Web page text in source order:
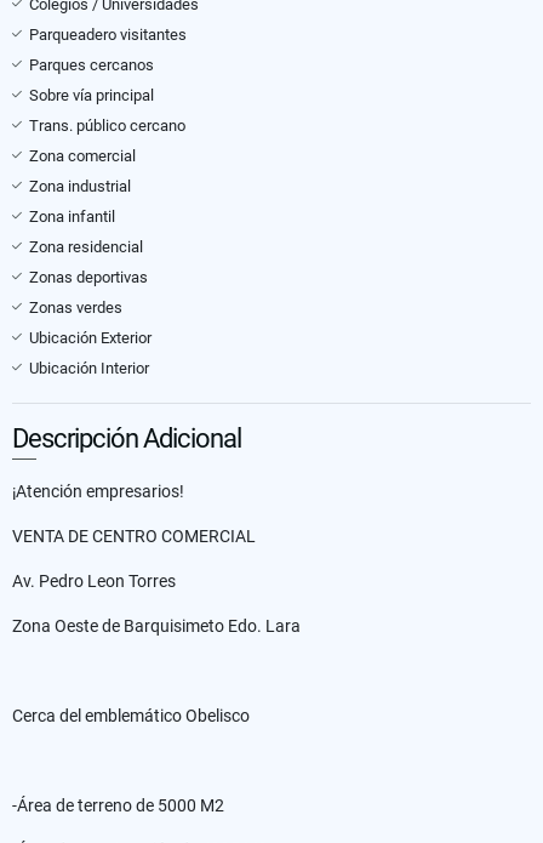
Colegios / Universidades
Parqueadero visitantes
Parques cercanos
Sobre vía principal
Trans. público cercano
Zona comercial
Zona industrial
Zona infantil
Zona residencial
Zonas deportivas
Zonas verdes
Ubicación Exterior
Ubicación Interior
Descripción Adicional
¡Atención empresarios!
VENTA DE CENTRO COMERCIAL
Av. Pedro Leon Torres
Zona Oeste de Barquisimeto Edo. Lara
Cerca del emblemático Obelisco
-Área de terreno de 5000 M2